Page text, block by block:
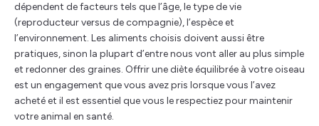
dépendent de facteurs tels que l’âge, le type de vie
(reproducteur versus de compagnie), l’espèce et
l’environnement. Les aliments choisis doivent aussi être
pratiques, sinon la plupart d’entre nous vont aller au plus simple
et redonner des graines. Offrir une diète équilibrée à votre oiseau
est un engagement que vous avez pris lorsque vous l’avez
acheté et il est essentiel que vous le respectiez pour maintenir
votre animal en santé.